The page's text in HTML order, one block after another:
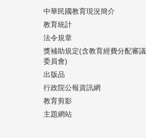
中華民國教育現況簡介
教育統計
法令規章
獎補助規定(含教育經費分配審議
委員會)
出版品
行政院公報資訊網
教育剪影
主題網站